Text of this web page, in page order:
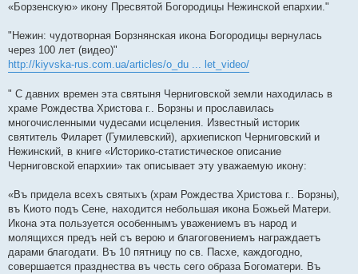
«Борзенскую» икону Пресвятой Богородицы Нежинской епархии."
"Нежин: чудотворная Борзнянская икона Богородицы вернулась
через 100 лет (видео)"
http://kiyvska-rus.com.ua/articles/o_du ... let_video/
" С давних времен эта святыня Черниговской земли находилась в
храме Рождества Христова г.. Борзны и прославилась
многочисленными чудесами исцеления. Известный историк
святитель Филарет (Гумилевский), архиепископ Черниговский и
Нежинский, в книге «Историко-статистическое описание
Черниговской епархии» так описывает эту уважаемую икону:
«Въ придела всехъ святыхъ (храм Рождества Христова г.. Борзны),
въ Киото подъ Сене, находится небольшая икона Божьей Матери.
Икона эта пользуется особеннымъ уважениемъ въ народ и
молящихся предъ ней съ верою и благоговениемъ награждаетъ
дарами благодати. Въ 10 пятницу по св. Пасхе, каждогодно,
совершается празднества въ честь сего образа Богоматери. Въ